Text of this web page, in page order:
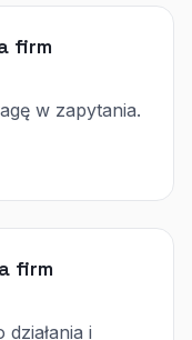
firm
w zapytania.
firm
i